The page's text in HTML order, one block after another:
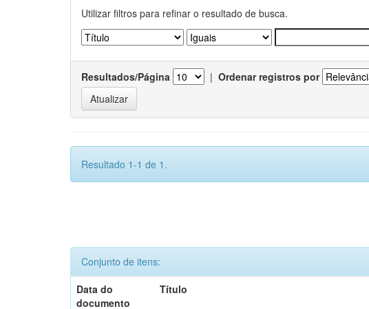
Utilizar filtros para refinar o resultado de busca.
Resultados/Página | Ordenar registros por
Resultado 1-1 de 1.
Conjunto de itens:
Data do
documento
Título